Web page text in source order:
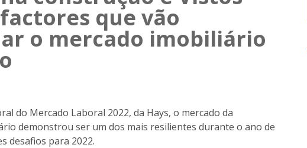
que vão
o mercado imobiliário
do Mercado Laboral 2022, da Hays, o mercado da
demonstrou ser um dos mais resilientes durante o ano de
desafios para 2022.